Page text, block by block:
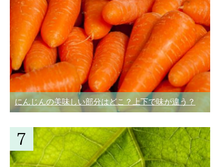
にんじんの美味しい部分はどこ？上下で味が違う？